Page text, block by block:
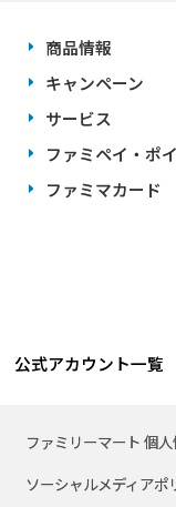
商品情報
キャンペーン
サービス
ファミペイ・ポ
ファミマカード
公式アカウント一覧
ファミリーマート 個
ソーシャルメディアポ